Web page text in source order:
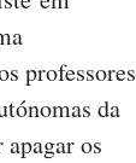
professores
da
os